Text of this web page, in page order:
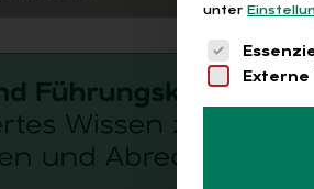
unter
Es folgt
Externe